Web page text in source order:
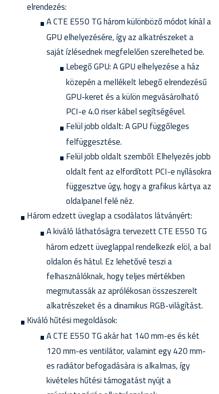
elrendezés:
A CTE E550 TG három különböző módot kínál a
GPU elhelyezésére, így az alkatrészeket a
saját ízlésednek megfelelően szerelheted be.
Lebegő GPU: A GPU elhelyezése a ház
közepén a mellékelt lebegő elrendezésű
GPU-keret és a külön megvásárolható
PCI-e 4.0 riser kábel segítségével.
Felül jobb oldalt: A GPU függőleges
felfüggesztése.
Felül jobb oldalt szemből: Elhelyezés jobb
oldalt fent az elfordított PCI-e nyílásokra
függesztve úgy, hogy a grafikus kártya az
oldalpanel felé néz.
Három edzett üveglap a csodálatos látványért:
A kiváló láthatóságra tervezett CTE E550 TG
három edzett üveglappal rendelkezik elöl, a bal
oldalon és hátul. Ez lehetővé teszi a
felhasználóknak, hogy teljes mértékben
megmutassák az aprólékosan összeszerelt
alkatrészeket és a dinamikus RGB-világítást.
Kiváló hűtési megoldások:
A CTE E550 TG akár hat 140 mm-es és két
120 mm-es ventilátor, valamint egy 420 mm-
es radiátor befogadására is alkalmas, így
kivételes hűtési támogatást nyújt a